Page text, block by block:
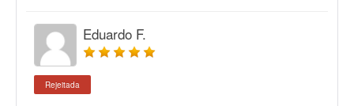
Eduardo F.
Rejeitada